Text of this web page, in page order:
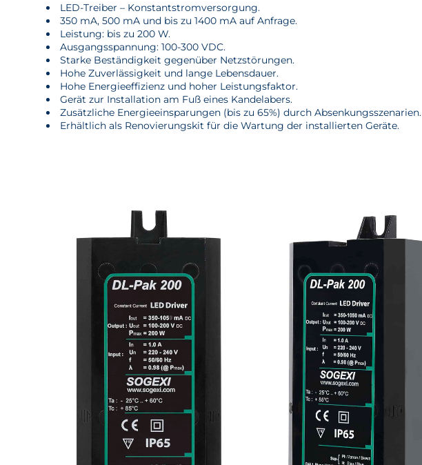
LED-Treiber – Konstantstromversorgung.
350 mA, 500 mA und bis zu 1400 mA auf Anfrage.
Leistung: bis zu 200 W.
Ausgangsspannung: 100-300 VDC.
Starke Beständigkeit gegenüber Netzstörungen.
Hohe Zuverlässigkeit und lange Lebensdauer.
Hohe Energieeffizienz und hoher Leistungsfaktor.
Gerät zur Installation am Fuß eines Kandelabers.
Zusätzliche Energieeinsparungen (bis zu 65%) durch Absenkungsszenarien.
Erhältlich als Renovierungskit für die Wartung der installierten Geräte.